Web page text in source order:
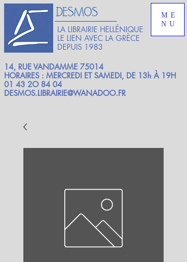
LA LIBRAIRIE HELLÉNIQUE
LE LIEN AVEC LA GRÈCE
DEPUIS 1983
ME
NU
14, RUE VANDAMME 75014
HORAIRES : MERCREDI ET SAMEDI, DE 13h À 19H
01 43 2O 84 04
DESMOS.LIBRAIRIE@WANADOO.FR